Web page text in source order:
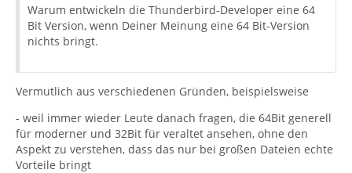
Warum entwickeln die Thunderbird-Developer eine 64
Bit Version, wenn Deiner Meinung eine 64 Bit-Version
nichts bringt.
Vermutlich aus verschiedenen Gründen, beispielsweise
- weil immer wieder Leute danach fragen, die 64Bit generell
für moderner und 32Bit für veraltet ansehen, ohne den
Aspekt zu verstehen, dass das nur bei großen Dateien echte
Vorteile bringt